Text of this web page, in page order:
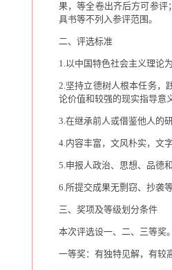
果，等全卷出齐后方可参评
具书等不列入参评范围。
二、评选标准
1.以中国特色社会主义理论
2.坚持立德树人根本任务，
论价值和较强的现实指导意
3.在继承前人或借鉴他人的
4.内容丰富，文风朴实，文
5.申报人政治、思想、品德
6.所提交成果无剽窃、抄袭
三、奖项及等级划分条件
本次评选设一、二、三等奖。
一等奖：有独特见解，有较